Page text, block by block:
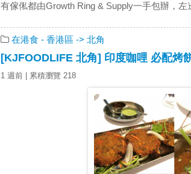
有傢俬都由Growth Ring & Supply一手包辦，
在港食 - 香港區 -> 北角
[KJFOODLIFE 北角] 印度咖哩 必配烤
1 週前 | 累積瀏覽 218